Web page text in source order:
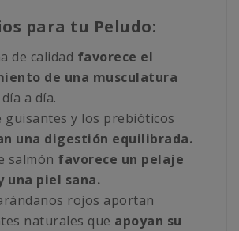
para tu Peludo:
de calidad favorece el
de una musculatura
a día.
guisantes y los prebióticos
una digestión equilibrada.
salmón favorece un pelaje
una piel sana.
rojos aportan
naturales que apoyan su